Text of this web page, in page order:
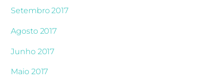
Setembro 2017
Agosto 2017
Junho 2017
Maio 2017